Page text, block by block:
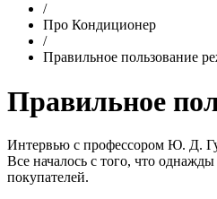
/
Про Кондиционер
/
Правильное пользование
Правильное
Интервью с профессором Ю. Д.
Все началось с того, что
покупателей.